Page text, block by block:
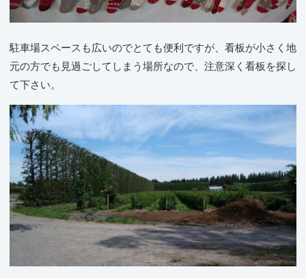
駐車場スペースも広いのでとても便利ですが、看板が小さく地
元の方でも見過ごしてしまう場所なので、注意深く看板を探し
て下さい。